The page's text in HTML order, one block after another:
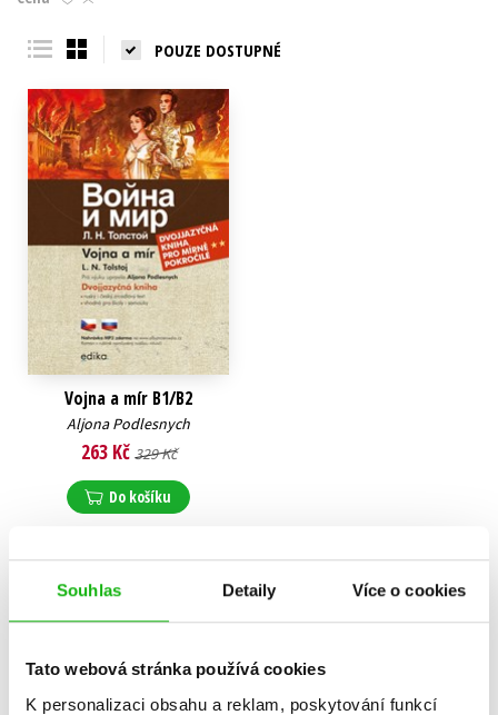
Souhlas Detaily Více o cookies
Tato webová stránka používá cookies
K personalizaci obsahu a reklam, poskytování funkcí
Young adult (SK)
POUZE DOSTUPNÉ
Vojna a mír B1/B2
Aljona Podlesnych
263 Kč 329 Kč
Do košíku
Zobraz záznamů
Zobrazuji 1 až 1 z celkem 1 záznamů